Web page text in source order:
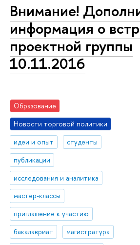
Внимание!
информация о
проектной группы
10.11.2016
Образование
Новости торговой политики
идеи и опыт
студенты
публикации
исследования и аналитика
мастер-классы
приглашение к участию
бакалавриат
магистратура